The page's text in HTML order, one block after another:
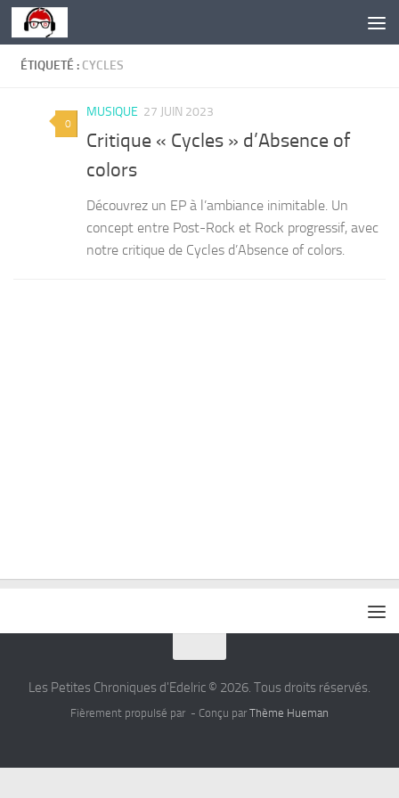
Skip to content
ÉTIQUETÉ : CYCLES
0
MUSIQUE 27 JUIN 2023
Critique « Cycles » d’Absence of
colors
Découvrez un EP à l’ambiance inimitable. Un
concept entre Post-Rock et Rock progressif, avec
notre critique de Cycles d’Absence of colors.
Les Petites Chroniques d'Edelric © 2026. Tous droits réservés.
Fièrement propulsé par - Conçu par Thème Hueman